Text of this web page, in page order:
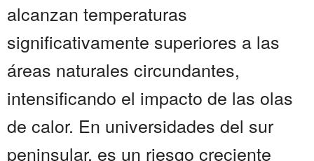
alcanzan temperaturas
significativamente superiores a las
áreas naturales circundantes,
intensificando el impacto de las olas
de calor. En universidades del sur
peninsular, es un riesgo creciente